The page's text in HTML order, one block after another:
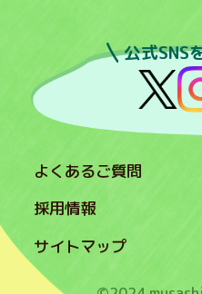
公式SNS
よくあるご質問
採用情報
サイトマップ